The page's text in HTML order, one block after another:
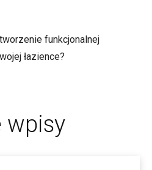
funkcjonalnej
łazience?
wpisy